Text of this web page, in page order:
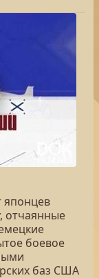
японцев
отчаянные
боевое
баз США